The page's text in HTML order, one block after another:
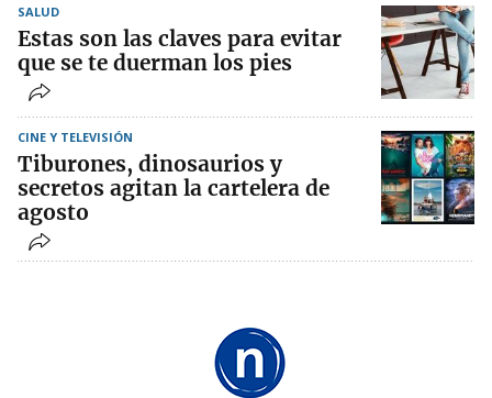
SALUD
Estas son las claves para evitar
que se te duerman los pies
CINE Y TELEVISIÓN
Tiburones, dinosaurios y
secretos agitan la cartelera de
agosto